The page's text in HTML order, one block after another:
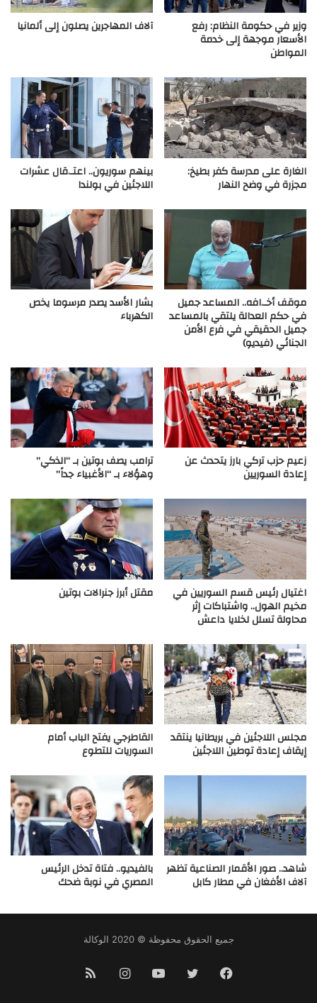
وزير في حكومة النظام: رفع
الأسعار موجهة إلى خدمة
المواطن
آلاف المهاجرين يصلون إلى ألمانيا
الغارة على مدرسة كفر بطيخ:
مجزرة في وضح النهار
بينهم سوريون.. اعتـ.قال عشرات
اللاجئين في بولندا
موقف أخـ.افه.. المساعد جميل
في حكم العدالة يلتقي بالمساعد
جميل الحقيقي في فرع الأمن
الجنائي (فيديو)
بشار الأسد يصدر مرسوما يخص
الكهرباء
زعيم حزب تركي بارز يتحدث عن
إعادة السوريين
ترامب يصف بوتين بـ “الذكي”
وهؤلاء بـ “الأغبياء جداً”
اغتيال رئيس قسم السوريين في
مخيم الهول.. واشتباكات إثر
محاولة تسلل لخلايا داعش
مقتل أبرز جنرالات بوتين
مجلس اللاجئين في بريطانيا ينتقد
إيقاف إعادة توطين اللاجئين
القاطرجي يفتح الباب أمام
السوريات للتطوع
شاهد.. صور الأقمار الصناعية تظهر
آلاف الأفغان في مطار كابل
بالفيديو.. فتاة تدخل الرئيس
المصري في نوبة ضحك
جميع الحقوق محفوظة © 2020 الوكالة
فيسبوك تويتر يوتيوب انستقرام